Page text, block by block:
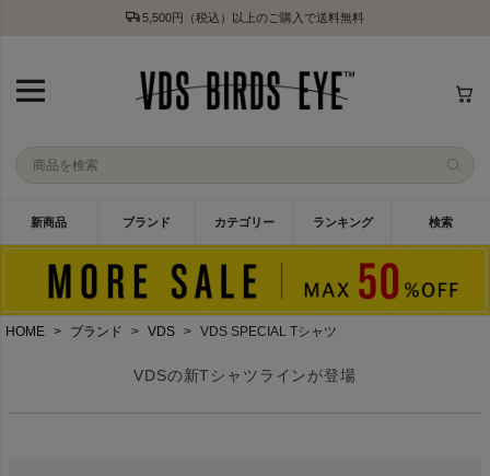
5,500円（税込）以上のご購入で送料無料
新商品 ブランド カテゴリー ランキング 検索
HOME ブランド VDS VDS SPECIAL Tシャツ
VDSの新Tシャツラインが登場